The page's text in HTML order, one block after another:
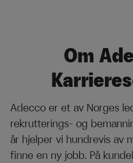
Om
Adecco er et av Norges
rekrutterings- og
år hjelper vi hundrevis av
finne en ny jobb. På